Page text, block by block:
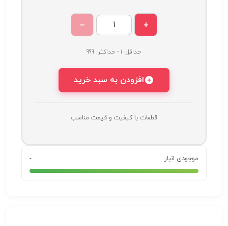
+
−
حداقل: 1 - حداکثر: 999
افزودن به سبد خرید
قطعات با کیفیت و قیمت مناسب
موجودی انبار -